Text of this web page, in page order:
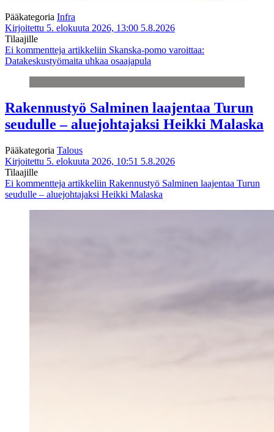
Pääkategoria Infra
Kirjoitettu 5. elokuuta 2026, 13:00 5.8.2026
Tilaajille
Ei kommentteja artikkeliin Skanska-pomo varoittaa:
Datakeskustyömaita uhkaa osaajapula
Rakennustyö Salminen laajentaa Turun
seudulle – aluejohtajaksi Heikki Malaska
Pääkategoria Talous
Kirjoitettu 5. elokuuta 2026, 10:51 5.8.2026
Tilaajille
Ei kommentteja artikkeliin Rakennustyö Salminen laajentaa Turun
seudulle – aluejohtajaksi Heikki Malaska